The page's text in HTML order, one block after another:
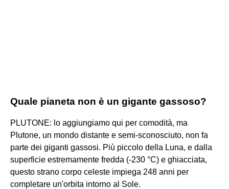
Quale pianeta non è un gigante gassoso?
PLUTONE: lo aggiungiamo qui per comodità, ma
Plutone, un mondo distante e semi-sconosciuto, non fa
parte dei giganti gassosi. Più piccolo della Luna, e dalla
superficie estremamente fredda (-230 °C) e ghiacciata,
questo strano corpo celeste impiega 248 anni per
completare un'orbita intorno al Sole.